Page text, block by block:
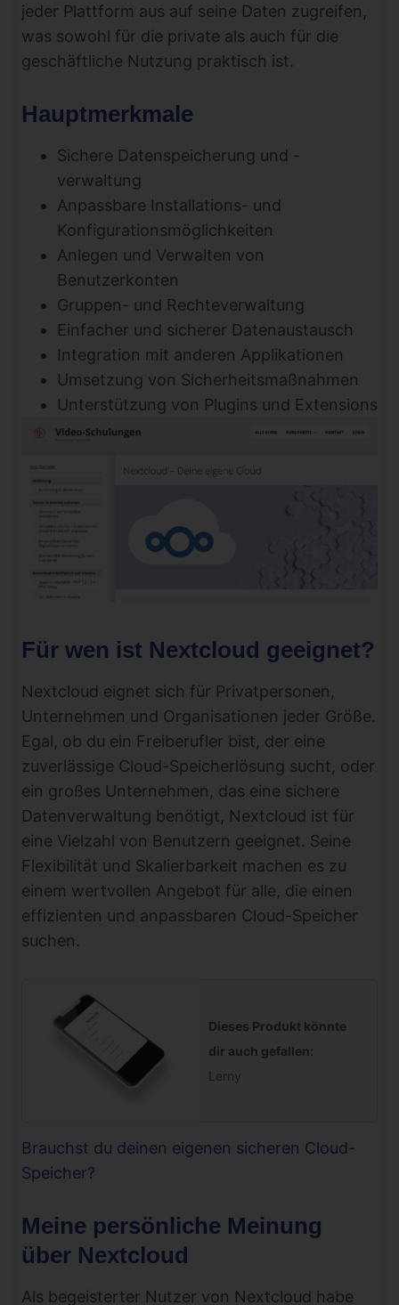
jeder Plattform aus auf seine Daten zugreifen,
was sowohl für die private als auch für die
geschäftliche Nutzung praktisch ist.
Hauptmerkmale
Sichere Datenspeicherung und -
verwaltung
Anpassbare Installations- und
Konfigurationsmöglichkeiten
Anlegen und Verwalten von
Benutzerkonten
Gruppen- und Rechteverwaltung
Einfacher und sicherer Datenaustausch
Integration mit anderen Applikationen
Umsetzung von Sicherheitsmaßnahmen
Unterstützung von Plugins und Extensions
Für wen ist Nextcloud geeignet?
Nextcloud eignet sich für Privatpersonen,
Unternehmen und Organisationen jeder Größe.
Egal, ob du ein Freiberufler bist, der eine
zuverlässige Cloud-Speicherlösung sucht, oder
ein großes Unternehmen, das eine sichere
Datenverwaltung benötigt, Nextcloud ist für
eine Vielzahl von Benutzern geeignet. Seine
Flexibilität und Skalierbarkeit machen es zu
einem wertvollen Angebot für alle, die einen
effizienten und anpassbaren Cloud-Speicher
suchen.
Dieses Produkt könnte
dir auch gefallen:
Lerny
Brauchst du deinen eigenen sicheren Cloud-
Speicher?
Meine persönliche Meinung
über Nextcloud
Als begeisterter Nutzer von Nextcloud habe